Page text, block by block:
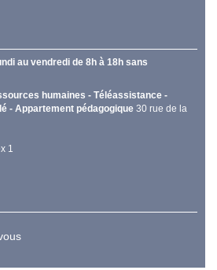
au vendredi de 8h à 18h sans
humaines - Téléassistance -
- Appartement pédagogique 30 rue de la
1